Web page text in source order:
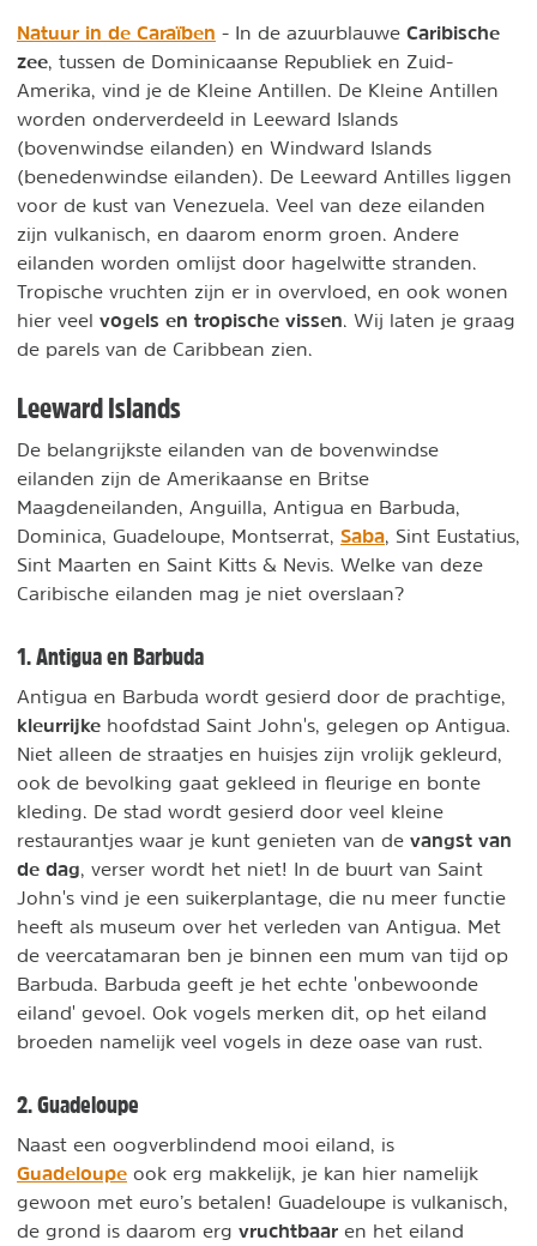
Natuur in de Caraïben - In de azuurblauwe Caribische
zee , tussen de Dominicaanse Republiek en Zuid-
Amerika, vind je de Kleine Antillen. De Kleine Antillen
worden onderverdeeld in Leeward Islands
(bovenwindse eilanden) en Windward Islands
(benedenwindse eilanden). De Leeward Antilles liggen
voor de kust van Venezuela. Veel van deze eilanden
zijn vulkanisch, en daarom enorm groen. Andere
eilanden worden omlijst door hagelwitte stranden.
Tropische vruchten zijn er in overvloed, en ook wonen
hier veel vogels en tropische vissen . Wij laten je graag
de parels van de Caribbean zien.
Leeward Islands
De belangrijkste eilanden van de bovenwindse
eilanden zijn de Amerikaanse en Britse
Maagdeneilanden, Anguilla, Antigua en Barbuda,
Dominica, Guadeloupe, Montserrat, Saba , Sint Eustatius,
Sint Maarten en Saint Kitts & Nevis. Welke van deze
Caribische eilanden mag je niet overslaan?
1. Antigua en Barbuda
Antigua en Barbuda wordt gesierd door de prachtige,
kleurrijke hoofdstad Saint John's, gelegen op Antigua.
Niet alleen de straatjes en huisjes zijn vrolijk gekleurd,
ook de bevolking gaat gekleed in fleurige en bonte
kleding. De stad wordt gesierd door veel kleine
restaurantjes waar je kunt genieten van de vangst van
de dag , verser wordt het niet! In de buurt van Saint
John's vind je een suikerplantage, die nu meer functie
heeft als museum over het verleden van Antigua. Met
de veercatamaran ben je binnen een mum van tijd op
Barbuda. Barbuda geeft je het echte 'onbewoonde
eiland' gevoel. Ook vogels merken dit, op het eiland
broeden namelijk veel vogels in deze oase van rust.
2. Guadeloupe
Naast een oogverblindend mooi eiland, is
Guadeloupe ook erg makkelijk, je kan hier namelijk
gewoon met euro’s betalen! Guadeloupe is vulkanisch,
de grond is daarom erg vruchtbaar en het eiland